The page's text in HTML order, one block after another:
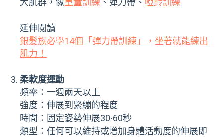
大肌群，像重量訓練 、彈力帶、 啞鈴訓練
延伸閱讀
銀髮族必學14個「彈力帶訓練」，坐著就能練出
肌力！
柔軟度運動
頻率：一週兩天以上
強度：伸展到緊繃的程度
時間：固定姿勢伸展30-60秒
類型：任何可以維持或增加身體活動度的伸展即